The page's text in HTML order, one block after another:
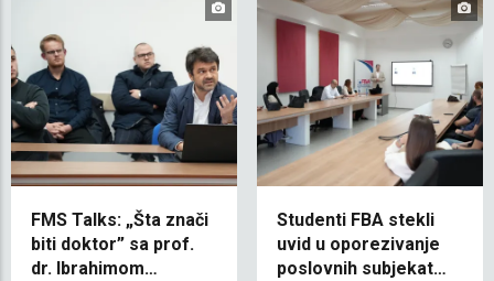
FMS Talks: „Šta znači
biti doktor” sa prof.
dr. Ibrahimom
Studenti FBA stekli
uvid u oporezivanje
poslovnih subjekata u